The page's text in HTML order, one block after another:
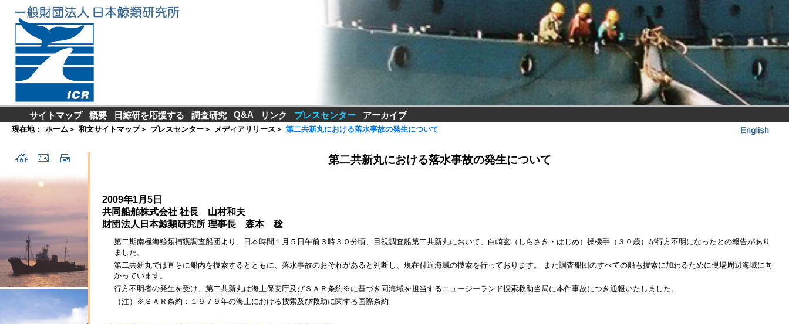
サイトマップ 概要 日鯨研を応援する 調査研究 Q&A リンク プレスセンター アーカイブ
現在地： ホーム ＞ 和文サイトマップ＞ プレスセンター ＞ メディアリリース ＞ 第二共新丸における落水事故の発生について
第二共新丸における落水事故の発生について
2009年1月5日
共同船舶株式会社 社長 山村和夫
財団法人日本鯨類研究所 理事長 森本 稔
第二期南極海鯨類捕獲調査船団より、日本時間１月５日午前３時３０分頃、目視調査船第二共新丸において、白崎玄（しらさき・はじめ）操機手（３０歳）が行方不明になったとの報告があり
ました。
第二共新丸では直ちに船内を捜索するとともに、落水事故のおそれがあると判断し、現在付近海域の捜索を行っております。 また調査船団のすべての船も捜索に加わるために現場周辺海域に向
かっています。
行方不明者の発生を受け、第二共新丸は海上保安庁及びＳＡＲ条約※に基づき同海域を担当するニュージーランド捜索救助当局に本件事故につき通報いたしました。
（注）※ＳＡＲ条約：１９７９年の海上における捜索及び救助に関する国際条約